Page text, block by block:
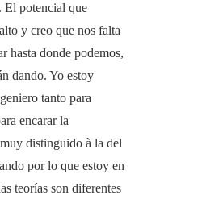
El potencial que
y creo que nos falta
hasta donde podemos,
dando. Yo estoy
tanto para
encarar la
distinguido à la del
por lo que estoy en
teorías son diferentes